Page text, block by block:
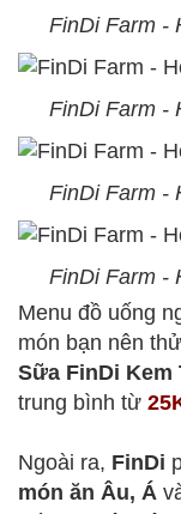
FinDi Farm -
FinDi Farm -
FinDi Farm -
FinDi Farm -
Menu đồ uống
món bạn nên
Sữa FinDi Kem
trung bình từ
Ngoài ra, FinDi
món ăn Âu, Á